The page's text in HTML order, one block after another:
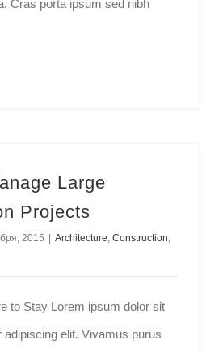
Cras porta ipsum sed nibh
Large
Projects
2015 | Architecture Construction
to Stay Lorem ipsum dolor sit
elit. Vivamus purus